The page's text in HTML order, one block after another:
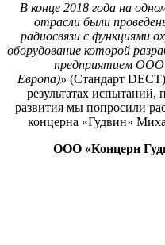
В конце 2018 года на
отрасли были
радиосвязи с функциями
оборудование которой
предприятием ООО
Европа)» (Стандарт
результатах испытаний,
развития мы попросили
концерна «Гудвин»
ООО «Концерн